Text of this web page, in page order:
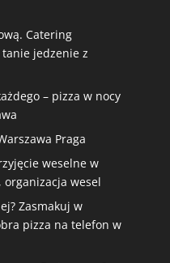
Catering
jedzenie z
– pizza w nocy
Praga
weselne w
organizacja wesel
Zasmakuj w
pizza na telefon w